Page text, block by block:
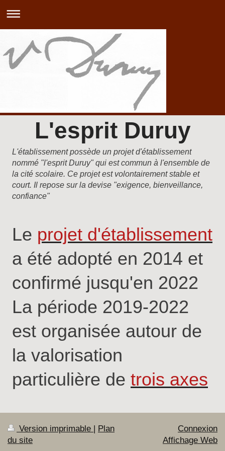
L'esprit Duruy
L'établissement possède un projet d'établissement
nommé "l'esprit Duruy" qui est commun à l'ensemble de
la cité scolaire. Ce projet est volontairement stable et
court. Il repose sur la devise "exigence, bienveillance,
confiance"
Le projet d'établissement
a été adopté en 2014 et
confirmé jusqu'en 2022
La période 2019-2022
est organisée autour de
la valorisation
particulière de trois axes
Version imprimable | Plan
du site
Connexion
Affichage Web